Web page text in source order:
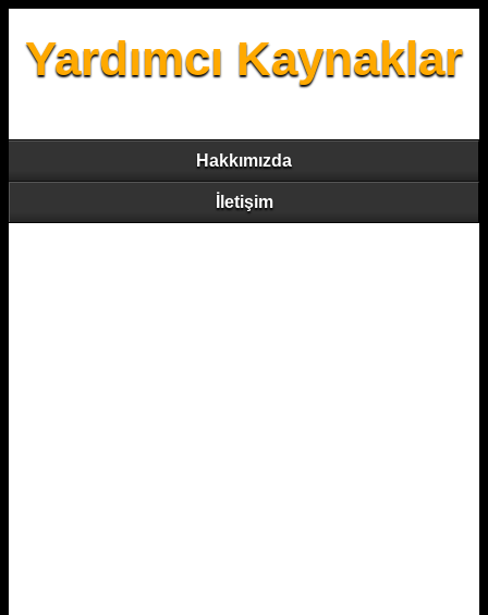
Yardımcı Kaynaklar
Hakkımızda
İletişim